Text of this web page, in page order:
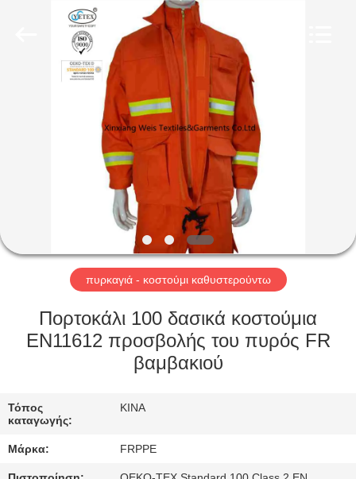
ΠΡΟΪΌΝΤΑ
ΓΎΡΟΣ
ΕΡΓΟΣΤΑΣΊΩΝ
ΠΟΙΟΤΙΚΌΣ
ΜΑΣ
ΕΛΆΤΕ
Textiles&Garments
πυρκαγιά - κοστούμι καθυστερούντω
Πορτοκάλι 100 δασικά κοστούμια
EN11612 προσβολής του πυρός FR
βαμβακιού
Τόπος
καταγωγής:
ΚΙΝΑ
Μάρκα: FRPPE